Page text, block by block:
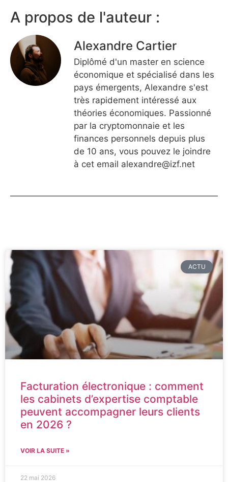
A propos de l'auteur :
Alexandre Cartier
Diplômé d'un master en science
économique et spécialisé dans les
pays émergents, Alexandre s'est
très rapidement intéressé aux
théories économiques. Passionné
par la cryptomonnaie et les
finances personnels depuis plus
de 10 ans, vous pouvez le joindre
à cet email alexandre@izf.net
ACTU
Facturation électronique : comment
les cabinets d’expertise comptable
peuvent accompagner leurs clients
en 2026 ?
VOIR LA SUITE »
22 mai 2026